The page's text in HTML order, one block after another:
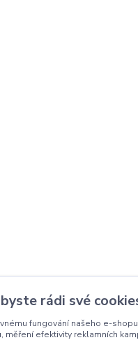
byste rádi své
fungování našeho e-
efektivity reklamních